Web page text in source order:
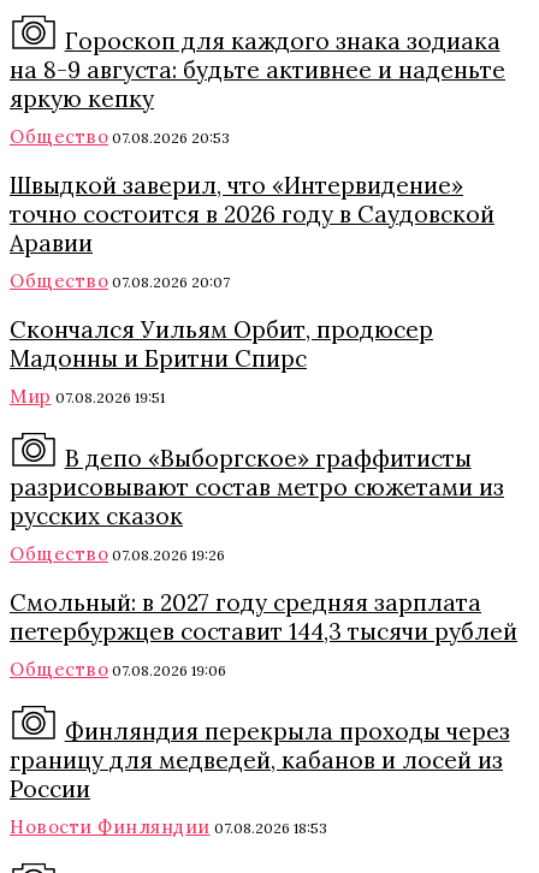
Гороскоп для каждого знака зодиака
на 8-9 августа: будьте активнее и наденьте
яркую кепку
Общество 07.08.2026 20:53
Швыдкой заверил, что «Интервидение»
точно состоится в 2026 году в Саудовской
Аравии
Общество 07.08.2026 20:07
Скончался Уильям Орбит, продюсер
Мадонны и Бритни Спирс
Мир 07.08.2026 19:51
В депо «Выборгское» граффитисты
разрисовывают состав метро сюжетами из
русских сказок
Общество 07.08.2026 19:26
Смольный: в 2027 году средняя зарплата
петербуржцев составит 144,3 тысячи рублей
Общество 07.08.2026 19:06
Финляндия перекрыла проходы через
границу для медведей, кабанов и лосей из
России
Новости Финляндии 07.08.2026 18:53